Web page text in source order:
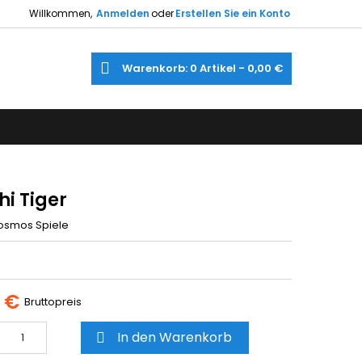
Willkommen, AnmeldenoderErstellen Sie ein Konto
Warenkorb 0 Artikel - 0,00 €
Tiger
Spiele
€ Bruttopreis
 In den Warenkorb